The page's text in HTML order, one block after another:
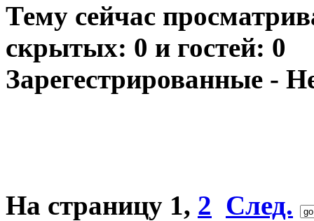
Тему сейчас
скрытых: 0 и гостей: 0
Зарегестрированные -
На страницу 1, 2 След.